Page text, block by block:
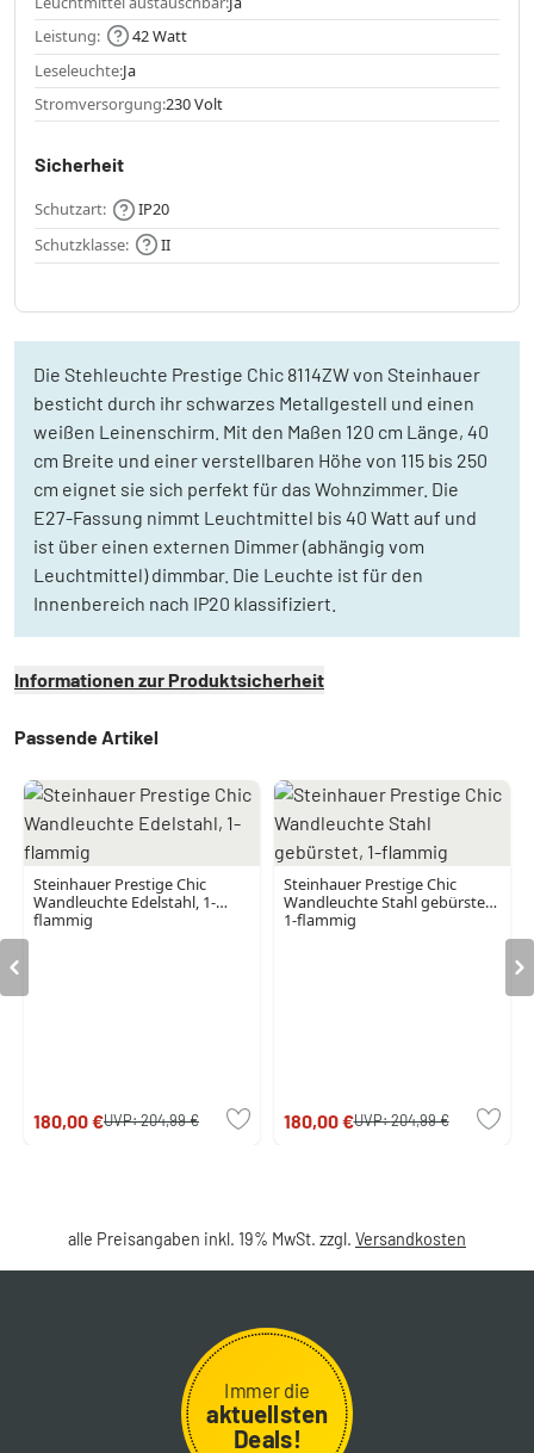
Leistung:
42 Watt
Leseleuchte:Ja
Stromversorgung:230 Volt
Sicherheit
Schutzart:
IP20
Schutzklasse:
II
Die Stehleuchte Prestige Chic 8114ZW von Steinhauer
besticht durch ihr schwarzes Metallgestell und einen
weißen Leinenschirm. Mit den Maßen 120 cm Länge, 40
cm Breite und einer verstellbaren Höhe von 115 bis 250
cm eignet sie sich perfekt für das Wohnzimmer. Die
E27-Fassung nimmt Leuchtmittel bis 40 Watt auf und
ist über einen externen Dimmer (abhängig vom
Leuchtmittel) dimmbar. Die Leuchte ist für den
Innenbereich nach IP20 klassifiziert.
Informationen zur Produktsicherheit
Passende Artikel
Steinhauer Prestige Chic
Wandleuchte Edelstahl, 1-
flammig
180,00 €UVP:204,99 €
Steinhauer Prestige Chic
Wandleuchte Stahl gebürstet,
1-flammig
180,00 €UVP:204,99 €
alle Preisangaben inkl. 19% MwSt. zzgl. Versandkosten
Immer die
aktuellsten
Deals!